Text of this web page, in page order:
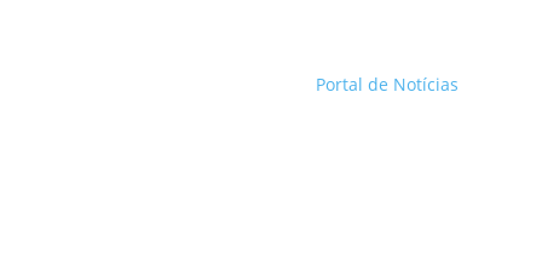
Portal de Notícias